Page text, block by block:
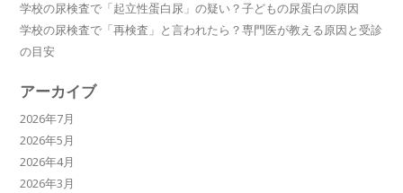
学校の尿検査で「起立性蛋白尿」の疑い？子どもの尿蛋白の原因
学校の尿検査で「再検査」と言われたら？専門医が教える原因と受診
の目安
アーカイブ
2026年7月
2026年5月
2026年4月
2026年3月